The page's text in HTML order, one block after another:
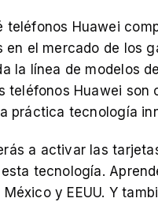
teléfonos Huawei
en el mercado de los
la línea de modelos
teléfonos Huawei
práctica tecnología
a activar las
tecnología.
México y EEUU. Y